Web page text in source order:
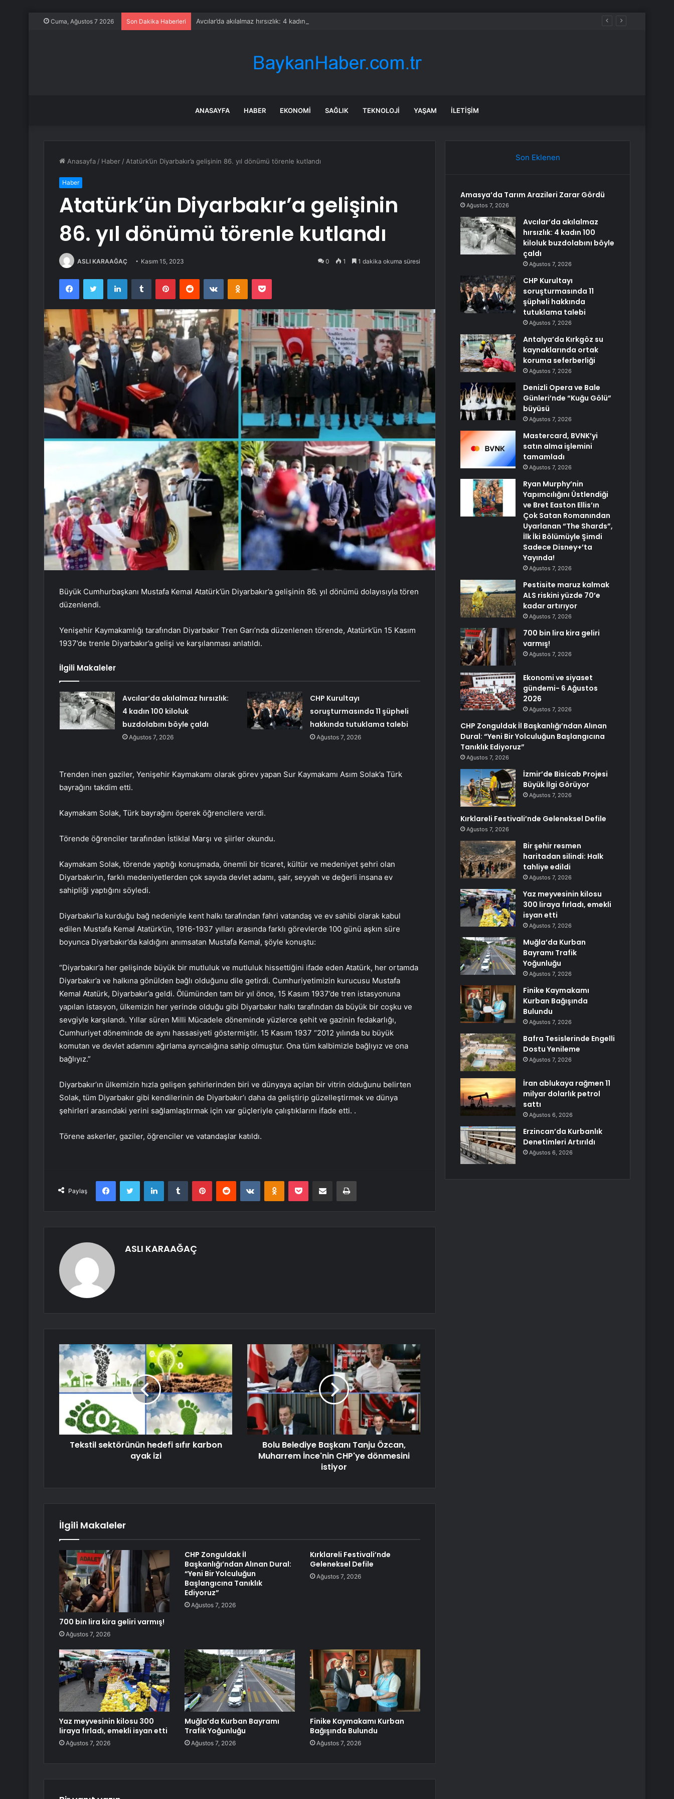
Cuma, Ağustos 7 2026 Son Dakika Haberleri Avcılar’da akılalmaz hırsızlık: 4 kadın 100 kiloluk buzdolabını böyle çaldı
ANASAYFA HABER EKONOMI SAĞLIK TEKNOLOJI YAŞAM İLETIŞIM
Anasayfa / Haber / Atatürk’ün Diyarbakır’a gelişinin 86. yıl dönümü törenle kutlandı
Haber
Atatürk’ün Diyarbakır’a gelişinin
86. yıl dönümü törenle kutlandı
ASLI KARAAĞAÇ Kasım 15, 2023 0 1 1 dakika okuma süresi
FacebookTwitter LinkedInTumblr PinterestReddit VKontakteOdnoklassniki
Pocket
Büyük Cumhurbaşkanı Mustafa Kemal Atatürk’ün Diyarbakır’a gelişinin 86. yıl dönümü dolayısıyla tören
düzenlendi.
Yenişehir Kaymakamlığı tarafından Diyarbakır Tren Garı’nda düzenlenen törende, Atatürk’ün 15 Kasım
1937’de trenle Diyarbakır’a gelişi ve karşılanması anlatıldı.
İlgili Makaleler
Avcılar’da akılalmaz hırsızlık:
4 kadın 100 kiloluk
buzdolabını böyle çaldı
Ağustos 7, 2026
CHP Kurultayı
soruşturmasında 11 şüpheli
hakkında tutuklama talebi
Ağustos 7, 2026
Trenden inen gaziler, Yenişehir Kaymakamı olarak görev yapan Sur Kaymakamı Asım Solak’a Türk
bayrağını takdim etti.
Kaymakam Solak, Türk bayrağını öperek öğrencilere verdi.
Törende öğrenciler tarafından İstiklal Marşı ve şiirler okundu.
Kaymakam Solak, törende yaptığı konuşmada, önemli bir ticaret, kültür ve medeniyet şehri olan
Diyarbakır’ın, farklı medeniyetlerden çok sayıda devlet adamı, şair, seyyah ve değerli insana ev
sahipliği yaptığını söyledi.
Diyarbakır’la kurduğu bağ nedeniyle kent halkı tarafından fahri vatandaş ve ev sahibi olarak kabul
edilen Mustafa Kemal Atatürk’ün, 1916-1937 yılları arasında farklı görevlerde 100 günü aşkın süre
boyunca Diyarbakır’da kaldığını anımsatan Mustafa Kemal, şöyle konuştu:
“Diyarbakır’a her gelişinde büyük bir mutluluk ve mutluluk hissettiğini ifade eden Atatürk, her ortamda
Diyarbakır’a ve halkına gönülden bağlı olduğunu dile getirdi. Cumhuriyetimizin kurucusu Mustafa
Kemal Atatürk, Diyarbakır’a geldi. Ölümünden tam bir yıl önce, 15 Kasım 1937’de tren istasyonuna
yapılan istasyon, ülkemizin her yerinde olduğu gibi Diyarbakır halkı tarafından da büyük bir coşku ve
sevgiyle karşılandı. Yıllar süren Milli Mücadele döneminde yüzlerce şehit ve gazinin fedakarlığı,
Cumhuriyet döneminde de aynı hassasiyeti göstermiştir. 15 Kasım 1937 “2012 yılında bu büyük
komutan ve devlet adamını ağırlama ayrıcalığına sahip olmuştur. Ona tüm kalbimizle bağlıyız ve ona
bağlıyız.”
Diyarbakır’ın ülkemizin hızla gelişen şehirlerinden biri ve dünyaya açılan bir vitrin olduğunu belirten
Solak, tüm Diyarbakır gibi kendilerinin de Diyarbakır’ı daha da geliştirip güzelleştirmek ve dünya
şehirleri arasındaki yerini sağlamlaştırmak için var güçleriyle çalıştıklarını ifade etti. .
Törene askerler, gaziler, öğrenciler ve vatandaşlar katıldı.
Paylaş
FacebookTwitter LinkedInTumblr PinterestReddit VKontakteOdnoklassniki
Pocket E-Posta ile paylaş Yazdır
ASLI KARAAĞAÇ
Tekstil sektörünün hedefi sıfır karbon
ayak izi
Bolu Belediye Başkanı Tanju Özcan,
Muharrem İnce'nin CHP'ye dönmesini
istiyor
İlgili Makaleler
700 bin lira kira geliri varmış!
Ağustos 7, 2026
CHP Zonguldak İl
Başkanlığı’ndan Alınan Dural:
“Yeni Bir Yolculuğun
Başlangıcına Tanıklık
Ediyoruz”
Ağustos 7, 2026
Kırklareli Festivali’nde
Geleneksel Defile
Ağustos 7, 2026
Yaz meyvesinin kilosu 300
liraya fırladı, emekli isyan etti
Ağustos 7, 2026
Muğla’da Kurban Bayramı
Trafik Yoğunluğu
Ağustos 7, 2026
Finike Kaymakamı Kurban
Bağışında Bulundu
Ağustos 7, 2026
Son Eklenen
Amasya’da Tarım Arazileri Zarar Gördü
Ağustos 7, 2026
Avcılar’da akılalmaz
hırsızlık: 4 kadın 100
kiloluk buzdolabını böyle
çaldı
Ağustos 7, 2026
CHP Kurultayı
soruşturmasında 11
şüpheli hakkında
tutuklama talebi
Ağustos 7, 2026
Antalya’da Kırkgöz su
kaynaklarında ortak
koruma seferberliği
Ağustos 7, 2026
Denizli Opera ve Bale
Günleri’nde “Kuğu Gölü”
büyüsü
Ağustos 7, 2026
Mastercard, BVNK’yi
satın alma işlemini
tamamladı
Ağustos 7, 2026
Ryan Murphy’nin
Yapımcılığını Üstlendiği
ve Bret Easton Ellis’ın
Çok Satan Romanından
Uyarlanan “The Shards”,
İlk İki Bölümüyle Şimdi
Sadece Disney+’ta
Yayında!
Ağustos 7, 2026
Pestisite maruz kalmak
ALS riskini yüzde 70’e
kadar artırıyor
Ağustos 7, 2026
700 bin lira kira geliri
varmış!
Ağustos 7, 2026
Ekonomi ve siyaset
gündemi- 6 Ağustos
2026
Ağustos 7, 2026
CHP Zonguldak İl Başkanlığı’ndan Alınan
Dural: “Yeni Bir Yolculuğun Başlangıcına
Tanıklık Ediyoruz”
Ağustos 7, 2026
İzmir’de Bisicab Projesi
Büyük İlgi Görüyor
Ağustos 7, 2026
Kırklareli Festivali’nde Geleneksel Defile
Ağustos 7, 2026
Bir şehir resmen
haritadan silindi: Halk
tahliye edildi
Ağustos 7, 2026
Yaz meyvesinin kilosu
300 liraya fırladı, emekli
isyan etti
Ağustos 7, 2026
Muğla’da Kurban
Bayramı Trafik
Yoğunluğu
Ağustos 7, 2026
Finike Kaymakamı
Kurban Bağışında
Bulundu
Ağustos 7, 2026
Bafra Tesislerinde Engelli
Dostu Yenileme
Ağustos 7, 2026
İran ablukaya rağmen 11
milyar dolarlık petrol
sattı
Ağustos 6, 2026
Erzincan’da Kurbanlık
Denetimleri Artırıldı
Ağustos 6, 2026